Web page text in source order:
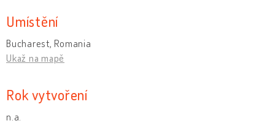
Umístění
Bucharest, Romania
Ukaž na mapě
Rok vytvoření
n.a.